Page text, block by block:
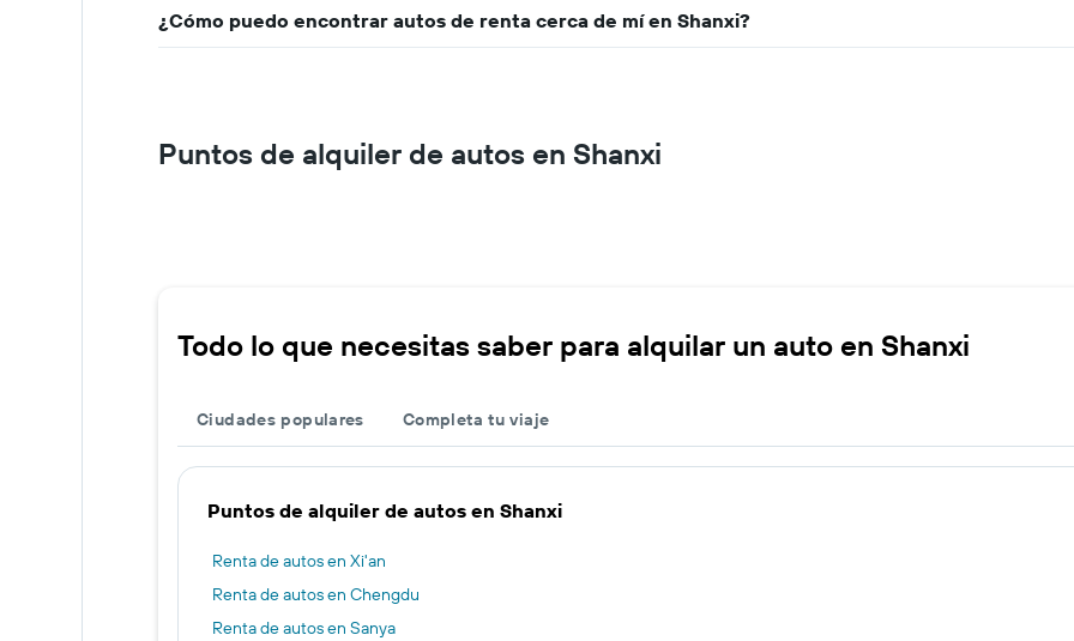
¿Cómo puedo encontrar autos de renta cerca de mí en Shanxi?
Puntos de alquiler de autos en Shanxi
Todo lo que necesitas saber para alquilar un auto en Shanxi
Ciudades populares Completa tu viaje
Puntos de alquiler de autos en Shanxi
Renta de autos en Xi'an
Renta de autos en Chengdu
Renta de autos en Sanya